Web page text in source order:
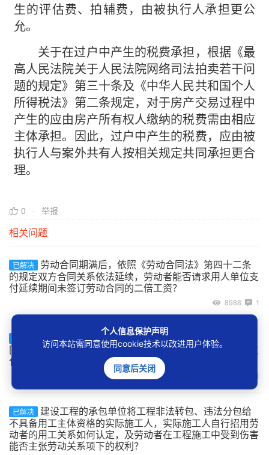
生的评估费、拍辅费，由被执行人承担更公
允。
关于在过户中产生的税费承担，根据《最
高人民法院关于人民法院网络司法拍卖若干问
题的规定》第三十条及《中华人民共和国个人
所得税法》第二条规定，对于房产交易过程中
产生的应由房产所有权人缴纳的税费需由相应
主体承担。因此，过户中产生的税费，应由被
执行人与案外共有人按相关规定共同承担更合
理。
0 举报
相关问题
已解决
劳动合同期满后，依照《劳动合同法》第四十二条
的规定双方合同关系依法延续，劳动者能否请求用人单位支
付延续期间未签订劳动合同的二倍工资？
8988 1
用人单位超过一个月未与劳动者订立书面劳动合
同，但在一年内又补订了劳动合同的，是否应该向劳动者支
付二倍工资？
1
已解决
建设工程的承包单位将工程非法转包、违法分包给
不具备用工主体资格的实际施工人，实际施工人自行招用劳
动者的用工关系如何认定，及劳动者在工程施工中受到伤害
能否主张劳动关系项下的权利？
个人信息保护声明
访问本站需同意使用cookie技术以改进用户体验。
同意后关闭